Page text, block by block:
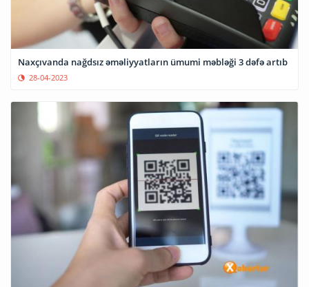
Naxçıvanda nağdsız əməliyyatların ümumi məbləği 3 dəfə artıb
28-04-2023